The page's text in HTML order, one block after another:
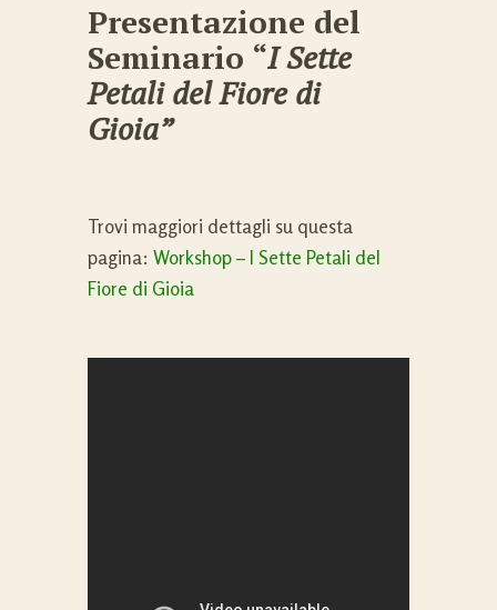
Presentazione del
Seminario “I Sette
Petali del Fiore di
Gioia”
Trovi maggiori dettagli su questa
pagina: Workshop – I Sette Petali del
Fiore di Gioia